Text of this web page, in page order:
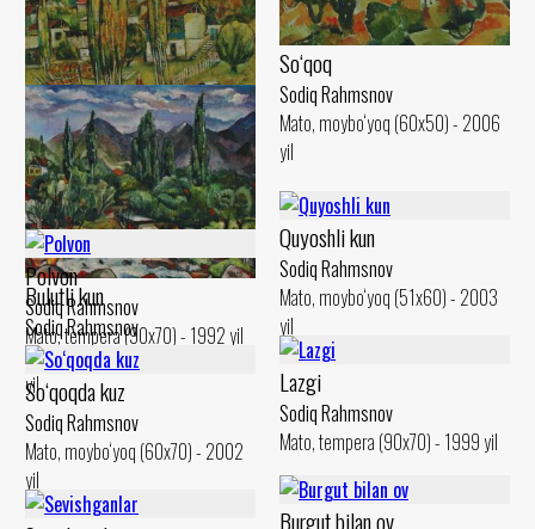
So‘qoq
Sodiq Rahmsnov
Mato, moybo‘yoq (60x50) - 2006
yil
So‘qoq teraklari
Sodiq Rahmsnov
Mato, moybo‘yoq (50x60) - 2000
yil
Bulutli kun
Sodiq Rahmsnov
Mato, moybo‘yoq (50x60) - 2000
yil
Quyoshli kun
Sodiq Rahmsnov
Mato, moybo‘yoq (51x60) - 2003
yil
Polvon
Sodiq Rahmsnov
Mato, tempera (90x70) - 1992 yil
Lazgi
Sodiq Rahmsnov
Mato, tempera (90x70) - 1999 yil
So‘qoqda kuz
Sodiq Rahmsnov
Mato, moybo‘yoq (60x70) - 2002
yil
Burgut bilan ov